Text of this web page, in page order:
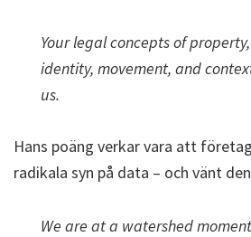
Your legal concepts of
identity, movement, and
us.
Hans poäng verkar vara att
radikala syn på data – och vänt
We are at a watershed